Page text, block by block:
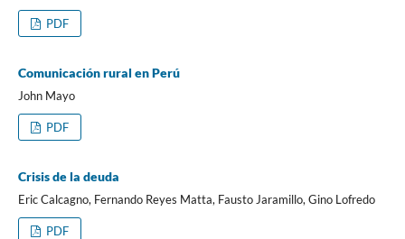
PDF
Comunicación rural en Perú
John Mayo
PDF
Crisis de la deuda
Eric Calcagno, Fernando Reyes Matta, Fausto Jaramillo, Gino Lofredo
PDF